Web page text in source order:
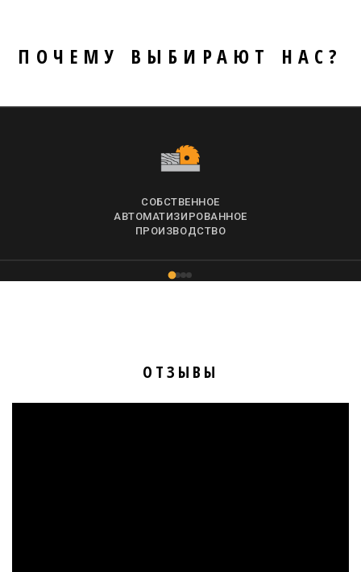
ПОЧЕМУ ВЫБИРАЮТ НАС?
СОБСТВЕННОЕ
АВТОМАТИЗИРОВАННОЕ
ПРОИЗВОДСТВО
ОТЗЫВЫ